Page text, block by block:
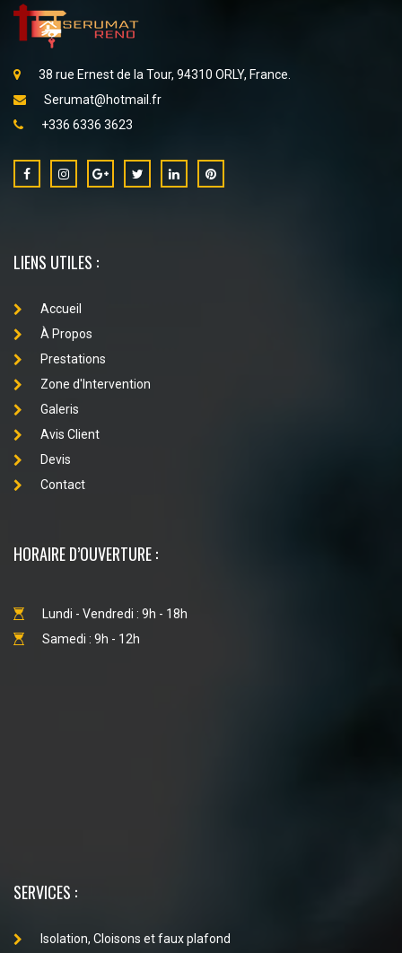
38 rue Ernest de la Tour, 94310 ORLY, France.
Serumat@hotmail.fr
+336 6336 3623
LIENS UTILES :
Accueil
À Propos
Prestations
Zone d'Intervention
Galeris
Avis Client
Devis
Contact
HORAIRE D’OUVERTURE :
Lundi - Vendredi : 9h - 18h
Samedi : 9h - 12h
SERVICES :
Isolation, Cloisons et faux plafond